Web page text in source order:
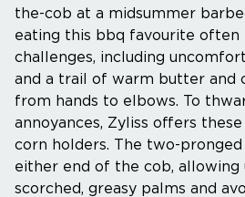
the-cob at a midsummer
eating this bbq favourite often
challenges, including
and a trail of warm butter and
from hands to elbows. To
annoyances, Zyliss offers
corn holders. The two-
either end of the cob, allowing
scorched, greasy palms and